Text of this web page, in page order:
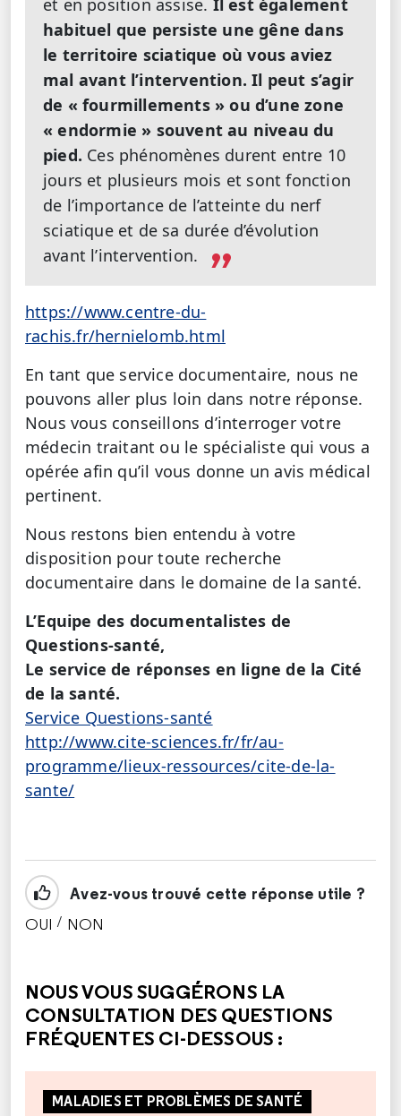
et en position assise. Il est également
habituel que persiste une gêne dans
le territoire sciatique où vous aviez
mal avant l’intervention. Il peut s’agir
de « fourmillements » ou d’une zone
« endormie » souvent au niveau du
pied. Ces phénomènes durent entre 10
jours et plusieurs mois et sont fonction
de l’importance de l’atteinte du nerf
sciatique et de sa durée d’évolution
avant l’intervention.
https://www.centre-du-
rachis.fr/hernielomb.html
En tant que service documentaire, nous ne
pouvons aller plus loin dans notre réponse.
Nous vous conseillons d’interroger votre
médecin traitant ou le spécialiste qui vous a
opérée afin qu’il vous donne un avis médical
pertinent.
Nous restons bien entendu à votre
disposition pour toute recherche
documentaire dans le domaine de la santé.
L’Equipe des documentalistes de
Questions-santé,
Le service de réponses en ligne de la Cité
de la santé.
Service Questions-santé
http://www.cite-sciences.fr/fr/au-
programme/lieux-ressources/cite-de-la-
sante/
Avez-vous trouvé cette réponse utile ?
OUI / NON
NOUS VOUS SUGGÉRONS LA
CONSULTATION DES QUESTIONS
FRÉQUENTES CI-DESSOUS :
MALADIES ET PROBLÈMES DE SANTÉ